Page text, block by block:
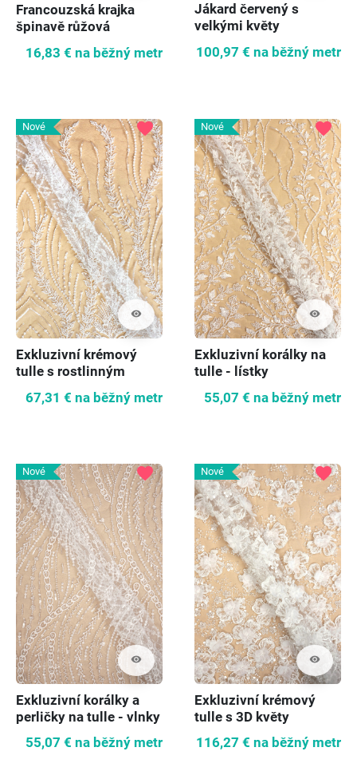
Francouzská krajka
špinavě růžová
16,83 € na běžný metr
Jákard červený s
velkými květy
100,97 € na běžný metr
Nové
visibility
favorite
Exkluzivní krémový
tulle s rostlinným
67,31 € na běžný metr
Nové
visibility
favorite
Exkluzivní korálky na
tulle - lístky
55,07 € na běžný metr
Nové
visibility
favorite
Exkluzivní korálky a
perličky na tulle - vlnky
55,07 € na běžný metr
Nové
visibility
favorite
Exkluzivní krémový
tulle s 3D květy
116,27 € na běžný metr